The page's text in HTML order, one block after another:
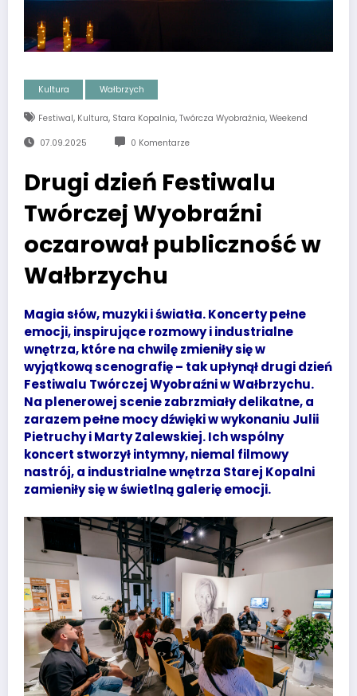
Kultura Wałbrzych
Festiwal, Kultura, Stara Kopalnia, Twórcza Wyobraźnia, Weekend
07.09.2025 0 Komentarze
Drugi dzień Festiwalu
Twórczej Wyobraźni
oczarował publiczność w
Wałbrzychu
Magia słów, muzyki i światła. Koncerty pełne
emocji, inspirujące rozmowy i industrialne
wnętrza, które na chwilę zmieniły się w
wyjątkową scenografię – tak upłynął drugi dzień
Festiwalu Twórczej Wyobraźni w Wałbrzychu.
Na plenerowej scenie zabrzmiały delikatne, a
zarazem pełne mocy dźwięki w wykonaniu Julii
Pietruchy i Marty Zalewskiej. Ich wspólny
koncert stworzył intymny, niemal filmowy
nastrój, a industrialne wnętrza Starej Kopalni
zamieniły się w świetlną galerię emocji.